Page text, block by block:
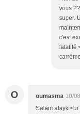
vous
super.
c'est
fatalité
O oumasma 10/
Salam alayki<br